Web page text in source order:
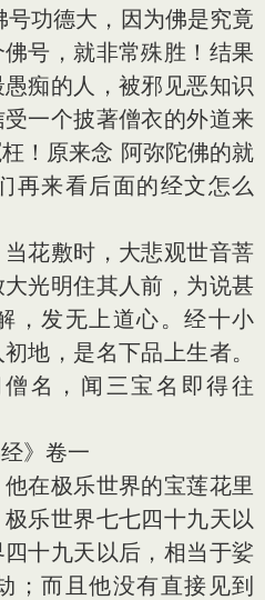
功德大，因为佛是究竟
号，就非常殊胜！结果
痴的人，被邪见恶知识
一个披著僧衣的外道来
！原来念 阿弥陀佛的就
再来看后面的经文怎么
当花敷时，大悲观世音菩
光明住其人前，为说甚
，发无上道心。经十小
地，是名下品上生者。
名，闻三宝名即得往
》卷一
在极乐世界的宝莲花里
乐世界七七四十九天以
十九天以后，相当于娑
；而且他没有直接见到